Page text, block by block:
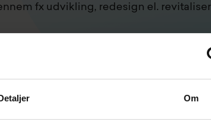
Om
fx udvikling, redesign el.
i jeres organisation, så